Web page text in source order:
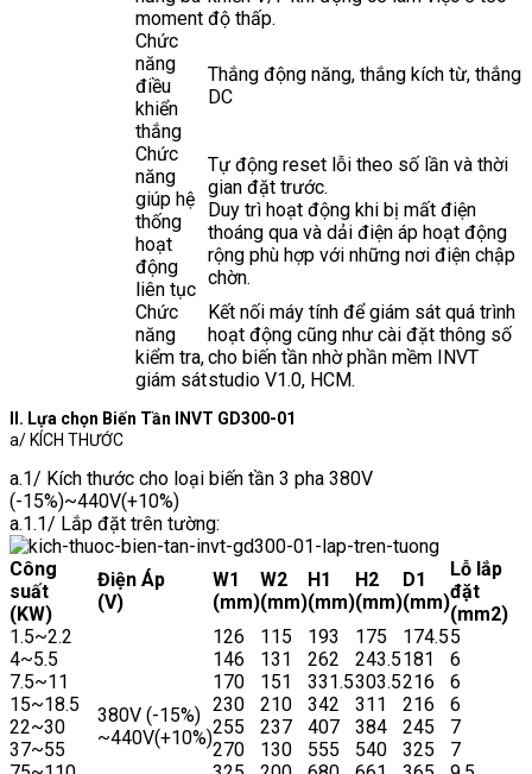
moment độ thấp.
Chức
năng
điều
khiển
thắng
Thắng động năng, thắng kích từ, thắng
DC
Chức
năng
giúp hệ
thống
hoạt
động
liên tục
Tự động reset lỗi theo số lần và thời
gian đặt trước.
Duy trì hoạt động khi bị mất điện
thoáng qua và dải điện áp hoạt động
rộng phù hợp với những nơi điện chập
chờn.
Chức
năng
kiểm tra,
giám sát
Kết nối máy tính để giám sát quá trình
hoạt động cũng như cài đặt thông số
cho biến tần nhờ phần mềm INVT
studio V1.0, HCM.
II. Lựa chọn Biến Tần INVT GD300-01
a/ KÍCH THƯỚC
a.1/ Kích thước cho loại biến tần 3 pha 380V
(-15%)~440V(+10%)
a.1.1/ Lắp đặt trên tường:
Công
suất
(KW)
Điện Áp
(V)
W1
(mm)
W2
(mm)
H1
(mm)
H2
(mm)
D1
(mm)
Lỗ lắp
đặt
(mm2)
1.5~2.2
380V (-15%)
~440V(+10%)
126 115 193 175 174.55
4~5.5
146 131 262 243.5181
6
7.5~11
170 151 331.5303.5216
6
15~18.5
230 210 342 311 216
6
22~30
255 237 407 384 245
7
37~55
270 130 555 540 325
7